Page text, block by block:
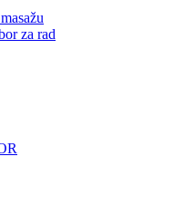
za rad